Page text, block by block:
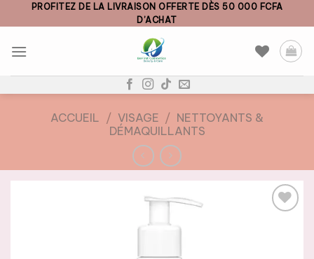
to
PROFITEZ DE LA LIVRAISON OFFERTE DÈS 50 000 FCFA
D’ACHAT
ACCUEIL / VISAGE / NETTOYANTS &
DÉMAQUILLANTS